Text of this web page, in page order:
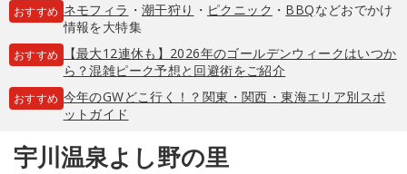
おすすめ ネモフィラ ・ 潮干狩り ・ ピクニック ・ BBQなどおでかけ
情報を大特集
おすすめ
【最大12連休も】2026年のゴールデンウィークはいつか
ら？混雑ピーク予想と回避術をご紹介
おすすめ 今年のGWどこ行く！？関東・関西・東海エリア別スポ
ットガイド
宇川温泉よし野の里